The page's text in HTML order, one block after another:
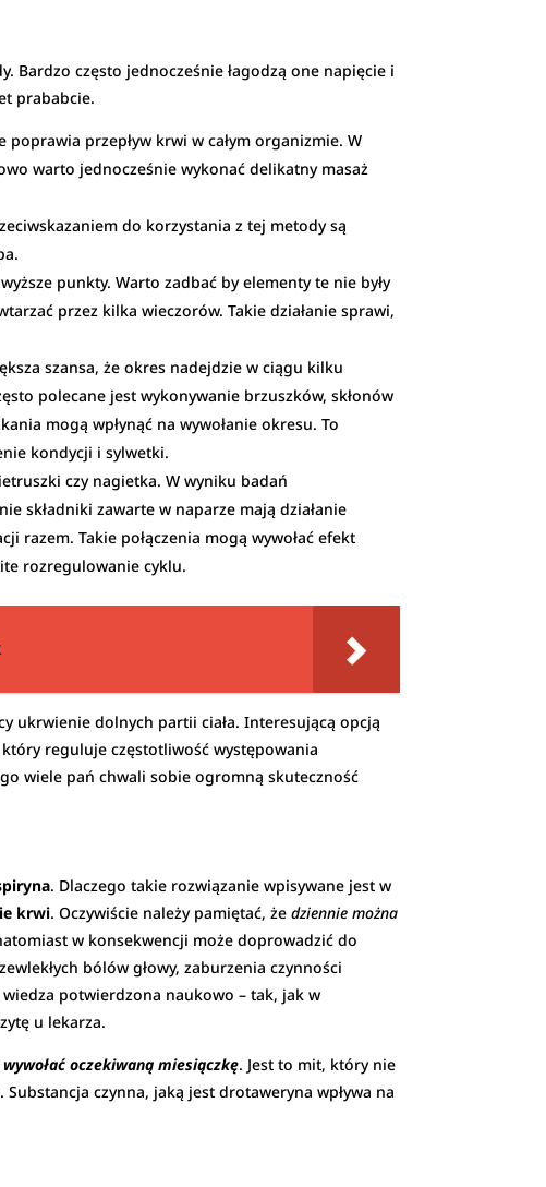
Bardzo często jednocześnie łagodzą one napięcie i
prababcie.
przepływ krwi w całym organizmie. W
warto jednocześnie wykonać delikatny masaż
do korzystania z tej metody są
punkty. Warto zadbać by elementy te nie były
przez kilka wieczorów. Takie działanie sprawi,
szansa, że okres nadejdzie w ciągu kilku
polecane jest wykonywanie brzuszków, skłonów
mogą wpłynąć na wywołanie okresu. To
kondycji i sylwetki.
czy nagietka. W wyniku badań
składniki zawarte w naparze mają działanie
razem. Takie połączenia mogą wywołać efekt
rozregulowanie cyklu.
ukrwienie dolnych partii ciała. Interesującą opcją
reguluje częstotliwość występowania
wiele pań chwali sobie ogromną skuteczność
. Dlaczego takie rozwiązanie wpisywane jest w
krwi. Oczywiście należy pamiętać, żedziennie można
w konsekwencji może doprowadzić do
bólów głowy, zaburzenia czynności
potwierdzona naukowo – tak, jak w
u lekarza.
oczekiwaną miesiączkę. Jest to mit, który nie
czynna, jaką jest drotaweryna wpływa na